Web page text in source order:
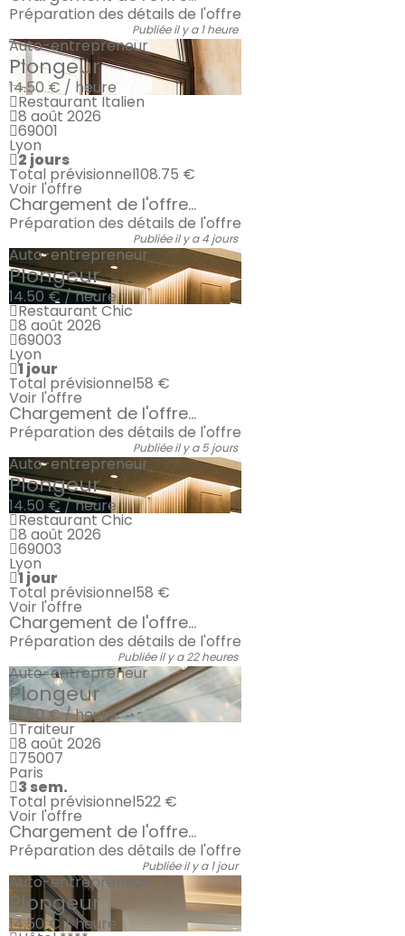
Préparation des détails de l'offre
Publiée il y a 1 heure
Auto-entrepreneur
Plongeur
14.50 € / heure
Restaurant Italien
8 août 2026
69001
Lyon
2 jours
Total prévisionnel108.75 €
Voir l'offre
Chargement de l'offre...
Préparation des détails de l'offre
Publiée il y a 4 jours
Auto-entrepreneur
Plongeur
14.50 € / heure
Restaurant Chic
8 août 2026
69003
Lyon
1 jour
Total prévisionnel58 €
Voir l'offre
Chargement de l'offre...
Préparation des détails de l'offre
Publiée il y a 5 jours
Auto-entrepreneur
Plongeur
14.50 € / heure
Restaurant Chic
8 août 2026
69003
Lyon
1 jour
Total prévisionnel58 €
Voir l'offre
Chargement de l'offre...
Préparation des détails de l'offre
Publiée il y a 22 heures
Auto-entrepreneur
Plongeur
14.50 € / heure
Traiteur
8 août 2026
75007
Paris
3 sem.
Total prévisionnel522 €
Voir l'offre
Chargement de l'offre...
Préparation des détails de l'offre
Publiée il y a 1 jour
Auto-entrepreneur
Plongeur
14.50 € / heure